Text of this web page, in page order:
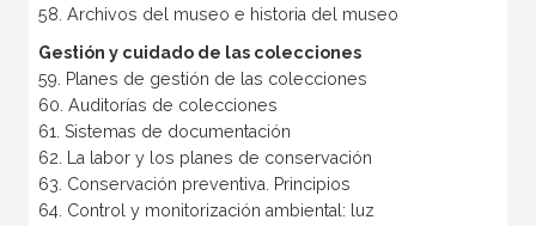
58. Archivos del museo e historia del museo
Gestión y cuidado de las colecciones
59. Planes de gestión de las colecciones
60. Auditorías de colecciones
61. Sistemas de documentación
62. La labor y los planes de conservación
63. Conservación preventiva. Principios
64. Control y monitorización ambiental: luz